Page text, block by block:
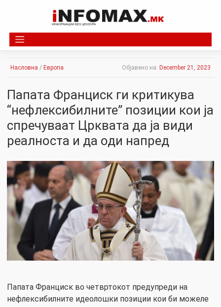
Насловна / Европа Објавено на: December 21, 2023
Папата Франциск ги критикува
“нефлексибилните” позиции кои ја
спречуваат Црквата да ја види
реалноста и да оди напред
Папата Франциск во четвртокот предупреди на
нефлексибилните идеолошки позиции кои би можеле